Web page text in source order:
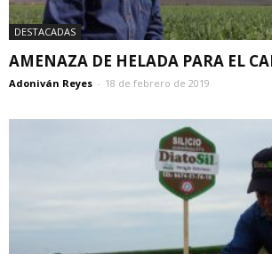
DESTACADAS
AMENAZA DE HELADA PARA EL
Adoniván Reyes - 18 de febrero de 2019